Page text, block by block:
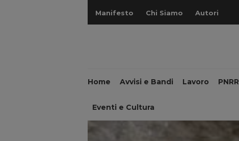
Manifesto Chi Siamo Autori
Home Avvisi e Bandi Lavoro PNRR
Eventi e Cultura